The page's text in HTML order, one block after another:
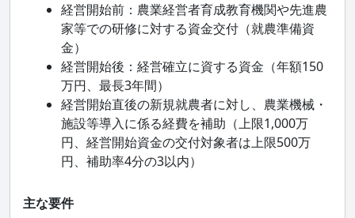
経営開始前：農業経営者育成教育機関や先進農
家等での研修に対する資金交付（就農準備資
金）
経営開始後：経営確立に資する資金（年額150
万円、最長3年間）
経営開始直後の新規就農者に対し、農業機械・
施設等導入に係る経費を補助（上限1,000万
円、経営開始資金の交付対象者は上限500万
円、補助率4分の3以内）
主な要件